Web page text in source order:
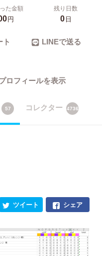
た金額
円
残り日数
0日
ト LINEで送る
ロフィールを表示
57 コレクター 4736
シェア
ツイート